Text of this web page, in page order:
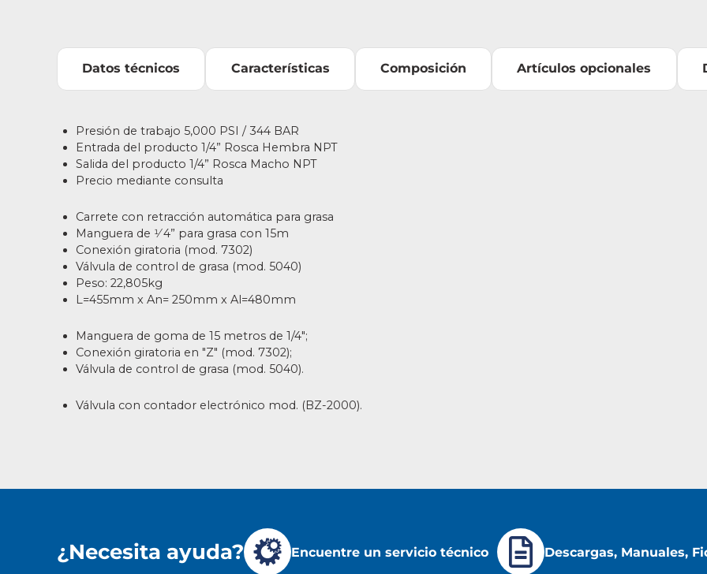
Datos técnicos Características Composición Artículos opcionales
Presión de trabajo 5,000 PSI / 344 BAR
Entrada del producto 1/4” Rosca Hembra NPT
Salida del producto 1/4” Rosca Macho NPT
Precio mediante consulta
Carrete con retracción automática para grasa
Manguera de 1⁄ 4” para grasa con 15m
Conexión giratoria (mod. 7302)
Válvula de control de grasa (mod. 5040)
Peso: 22,805kg
L=455mm x An= 250mm x Al=480mm
Manguera de goma de 15 metros de 1/4";
Conexión giratoria en "Z" (mod. 7302);
Válvula de control de grasa (mod. 5040).
Válvula con contador electrónico mod. (BZ-2000).
¿Necesita ayuda? Encuentre un servicio técnico Descargas, Manuales,